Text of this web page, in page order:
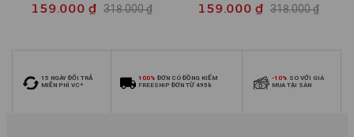
nhiều mẫu - Quần áo bé trai
159.000 ₫ 318.000 ₫
mẫu - Quần áo bé gái từ 26-
159.000 ₫ 318.000 ₫
15 NGÀY ĐỔI TRẢ
MIỄN PHÍ VC*
100% ĐƠN CÓ ĐỒNG KIỂM
FREESHIP ĐƠN TỪ 495k
-10% SO VỚI GIÁ
MUA TẠI SÀN